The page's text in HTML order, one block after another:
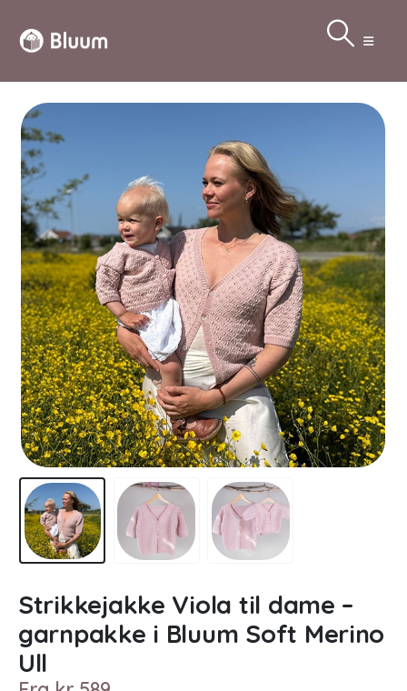
Strikkejakke Viola til dame –
garnpakke i Bluum Soft Merino
Ull